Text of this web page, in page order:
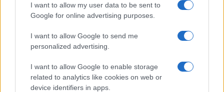
I want to allow my user data to be sent to
Google for online advertising purposes.
I want to allow Google to send me
personalized advertising.
I want to allow Google to enable storage
related to analytics like cookies on web or
device identifiers in apps.
Governo italiano insiste su neutralità tecnologica per
auto elettriche e ibride